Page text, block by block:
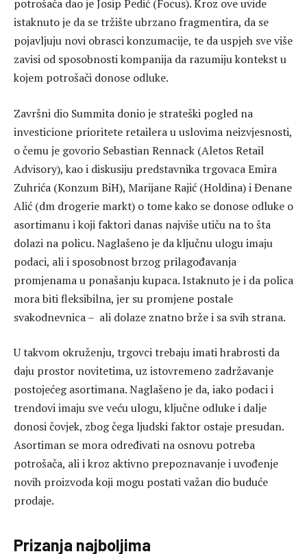
potrošača dao je Josip Pedić (Focus). Kroz ove uvide
istaknuto je da se tržište ubrzano fragmentira, da se
pojavljuju novi obrasci konzumacije, te da uspjeh sve više
zavisi od sposobnosti kompanija da razumiju kontekst u
kojem potrošači donose odluke.
Završni dio Summita donio je strateški pogled na
investicione prioritete retailera u uslovima neizvjesnosti,
o čemu je govorio Sebastian Rennack (Aletos Retail
Advisory), kao i diskusiju predstavnika trgovaca Emira
Zuhrića (Konzum BiH), Marijane Rajić (Holdina) i Đenane
Alić (dm drogerie markt) o tome kako se donose odluke o
asortimanu i koji faktori danas najviše utiču na to šta
dolazi na policu. Naglašeno je da ključnu ulogu imaju
podaci, ali i sposobnost brzog prilagođavanja
promjenama u ponašanju kupaca. Istaknuto je i da polica
mora biti fleksibilna, jer su promjene postale
svakodnevnica – ali dolaze znatno brže i sa svih strana.
U takvom okruženju, trgovci trebaju imati hrabrosti da
daju prostor novitetima, uz istovremeno zadržavanje
postojećeg asortimana. Naglašeno je da, iako podaci i
trendovi imaju sve veću ulogu, ključne odluke i dalje
donosi čovjek, zbog čega ljudski faktor ostaje presudan.
Asortiman se mora određivati na osnovu potreba
potrošača, ali i kroz aktivno prepoznavanje i uvođenje
novih proizvoda koji mogu postati važan dio buduće
prodaje.
Prizanja najboljima